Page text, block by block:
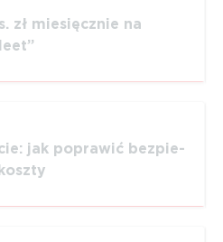
zł miesięcznie na
jak poprawić bezpie­